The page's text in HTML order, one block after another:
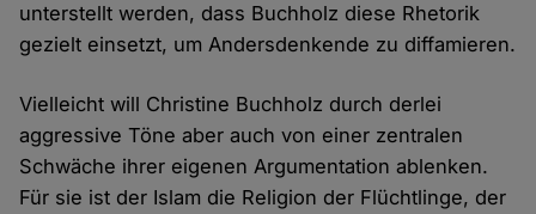
unterstellt werden, dass Buchholz diese Rhetorik
gezielt einsetzt, um Andersdenkende zu diffamieren.
Vielleicht will Christine Buchholz durch derlei
aggressive Töne aber auch von einer zentralen
Schwäche ihrer eigenen Argumentation ablenken.
Für sie ist der Islam die Religion der Flüchtlinge, der